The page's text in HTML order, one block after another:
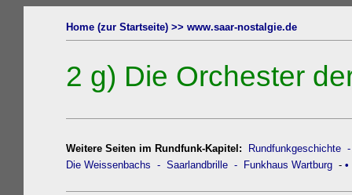
Home (zur Startseite) >> www.saar-nostalgie.de
2 g) Die Orchester
Weitere Seiten im Rundfunk-Kapitel: Rundfunkgeschichte
Die Weissenbachs - Saarlandbrille - Funkhaus Wartburg - •